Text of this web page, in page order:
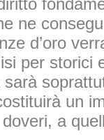
ne
d’oro
per storici
un
a